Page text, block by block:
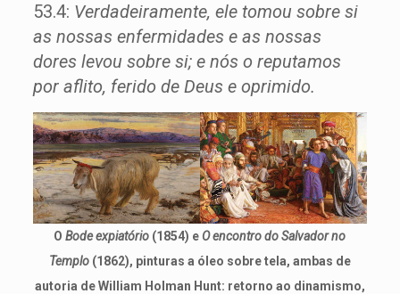
53.4: Verdadeiramente, ele tomou sobre si
as nossas enfermidades e as nossas
dores levou sobre si; e nós o reputamos
por aflito, ferido de Deus e oprimido.
OBode expiatório (1854) e O encontro do Salvador no
Templo(1862), pinturas a óleo sobre tela, ambas de
autoria de William Holman Hunt: retorno ao dinamismo,